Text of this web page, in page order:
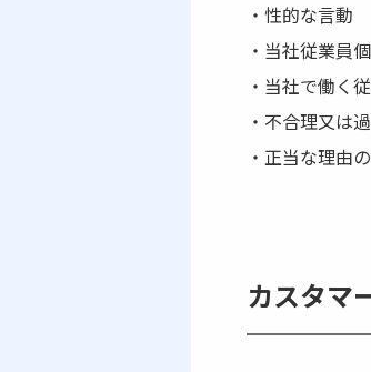
・性的な言動
・当社従業員
・当社で働く
・不合理又は
・正当な理由
カスタマ